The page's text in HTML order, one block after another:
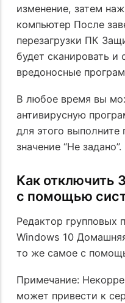
изменение, затем
компьютер После
перезагрузки ПК
будет сканировать и
вредоносные
В любое время вы
антивирусную
для этого
значение “Не задано”.
Как отключить
с помощью
Редактор групповых
Windows 10
то же самое с
Примечание:
может привести к